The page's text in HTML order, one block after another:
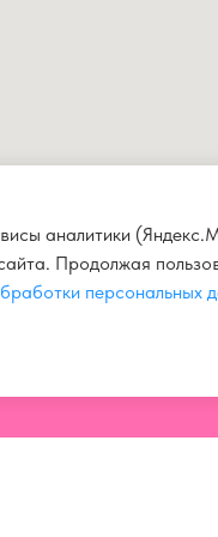
СВЯЗАТЬСЯ С
аналитики
Продолжая
персональных